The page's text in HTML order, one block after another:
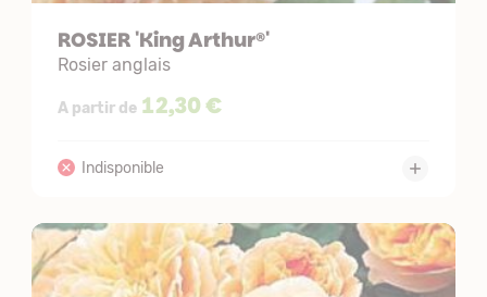
ROSIER 'King Arthur®'
Rosier anglais
A partir de 12,30 €